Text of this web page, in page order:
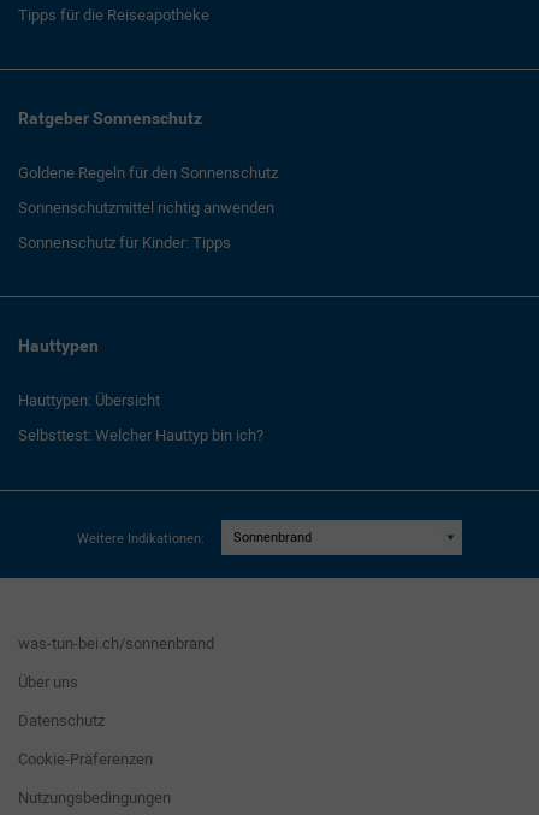
Tipps für die Reiseapotheke
Ratgeber Sonnenschutz
Goldene Regeln für den Sonnenschutz
Sonnenschutzmittel richtig anwenden
Sonnenschutz für Kinder: Tipps
Hauttypen
Hauttypen: Übersicht
Selbsttest: Welcher Hauttyp bin ich?
Weitere Indikationen:
was-tun-bei.ch/sonnenbrand
Über uns
Datenschutz
Cookie-Präferenzen
Nutzungsbedingungen